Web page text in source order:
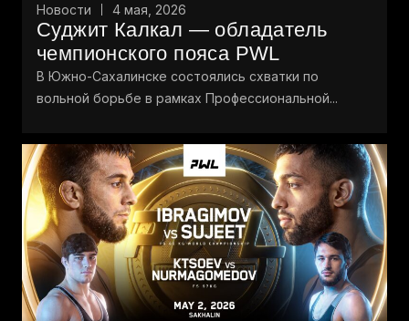
Новости 4 мая, 2026
Суджит Калкал — обладатель
чемпионского пояса PWL
В Южно-Сахалинске состоялись схватки по
вольной борьбе в рамках Профессиональной...